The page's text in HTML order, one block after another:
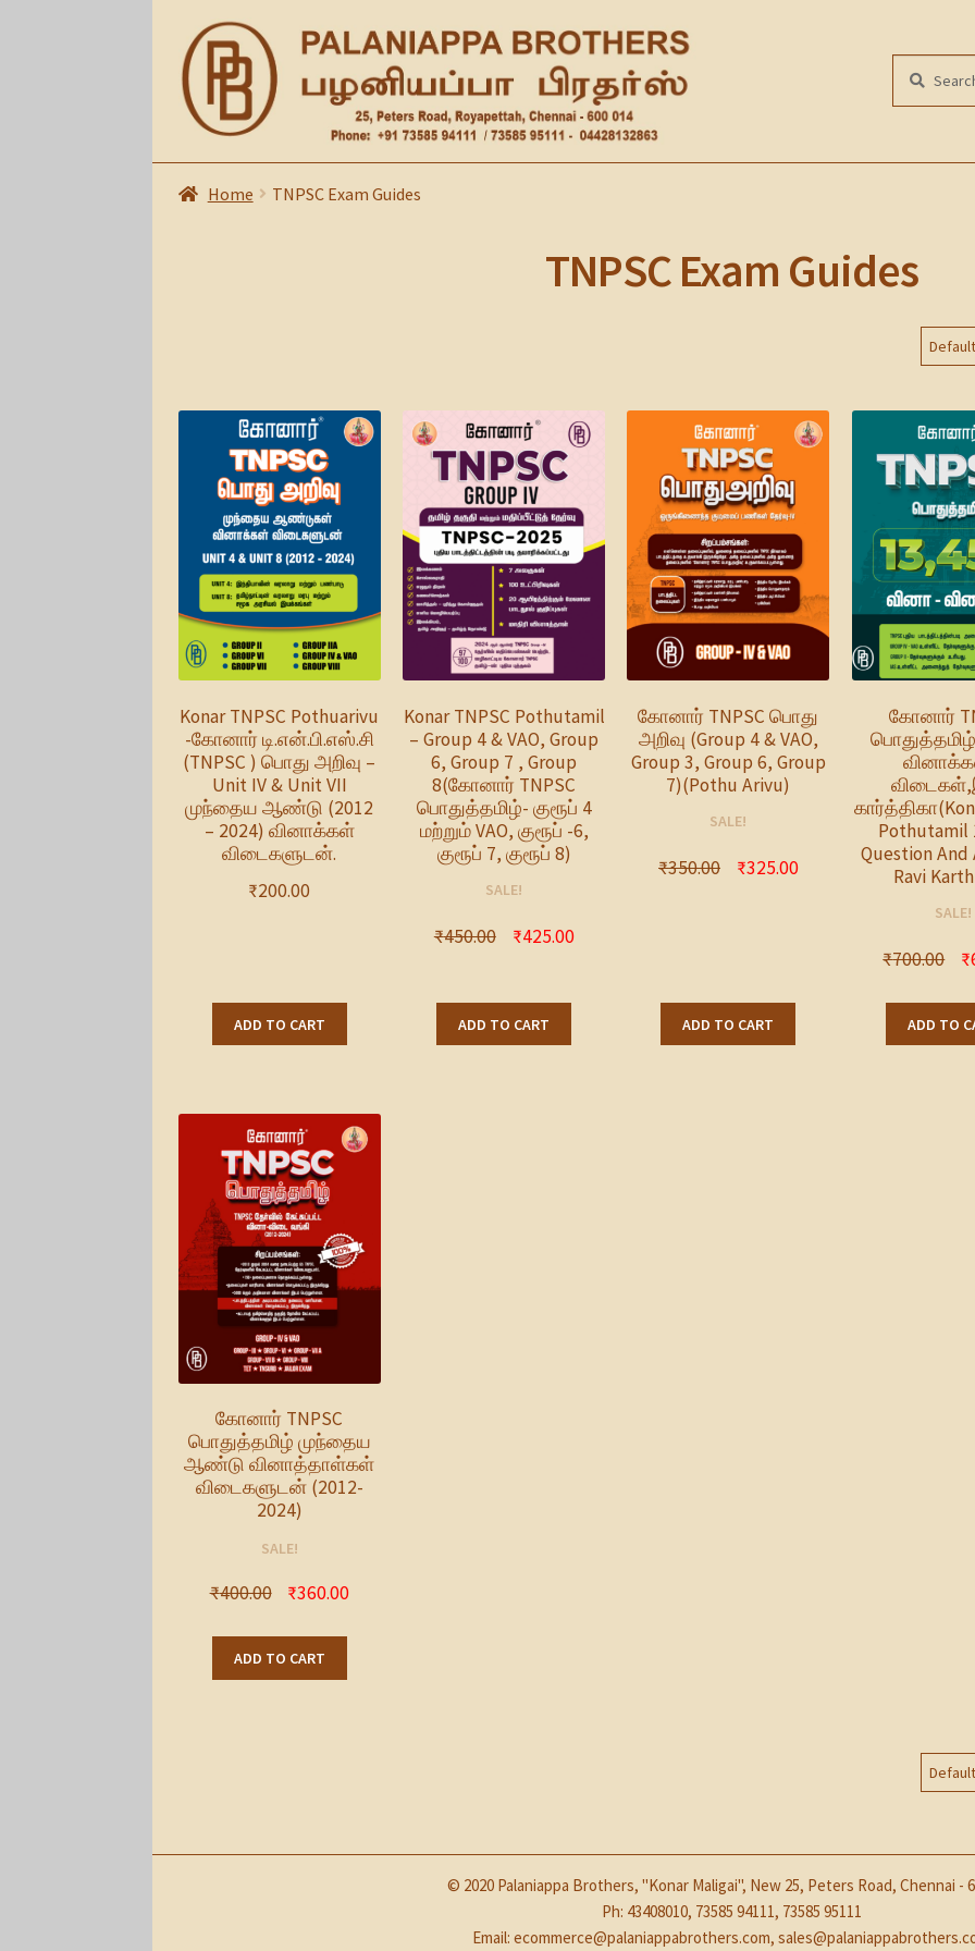
Skip
to
Skip
to
for:
Home TNPSC Exam Guides
TNPSC Exam Guides
Konar TNPSC Pothuarivu
-கோனார் டி.என்.பி.எஸ்.சி
(TNPSC ) பொது அறிவு –
Unit IV & Unit VII
முந்தைய ஆண்டு (2012
– 2024) வினாக்கள்
விடைகளுடன்.
₹200.00
ADD TO CART
Konar TNPSC Pothutamil
– Group 4 & VAO, Group
6, Group 7 , Group
8(கோனார் TNPSC
பொதுத்தமிழ்- குரூப் 4
மற்றும் VAO, குரூப் -6,
குரூப் 7, குரூப் 8)
SALE!
₹450.00 ₹425.00
ADD TO CART
கோனார் TNPSC பொது
அறிவு (Group 4 & VAO,
Group 3, Group 6, Group
7)(Pothu Arivu)
SALE!
₹350.00 ₹325.00
ADD TO CART
கோனார்
பொதுத்தமிழ்
Pothutamil
Question And
Ravi
SALE!
₹700.00 ₹
ADD TO
கோனார் TNPSC
பொதுத்தமிழ் முந்தைய
ஆண்டு வினாத்தாள்கள்
விடைகளுடன் (2012-
2024)
SALE!
₹400.00 ₹360.00
ADD TO CART
© 2020 Palaniappa Brothers, "Konar Maligai", New 25, Peters Road, Chennai -
Ph: 43408010, 73585 94111, 73585 95111
Email: ecommerce@palaniappabrothers.com,